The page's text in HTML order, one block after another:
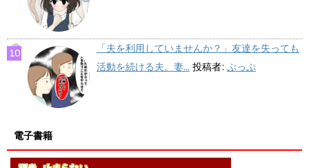
「夫を利用していませんか？」友達を失っても
活動を続ける夫。妻... 投稿者: ぷっぷ
電子書籍